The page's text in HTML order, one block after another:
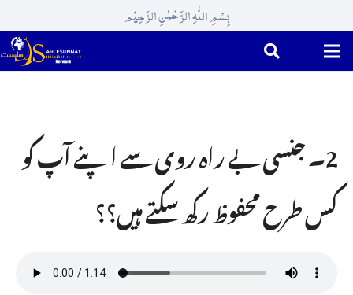
بِسْمِ اللّٰہِ الرَّحْمٰنِ الرَّحِیْم
2۔ جنسی بے راہ روی سے اپنے آپ کو
کس طرح محفوظ رکھ سکتے ہیں؟؟